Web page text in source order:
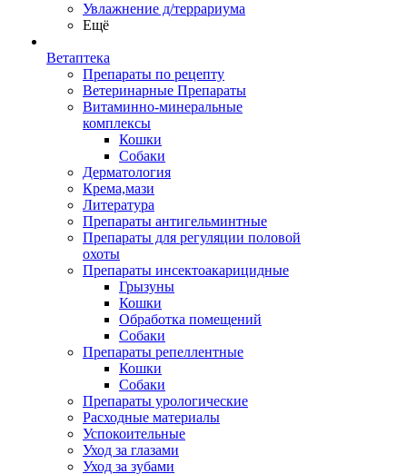
Увлажнение д/террариума
Ещё
Ветаптека
Препараты по рецепту
Ветеринарные Препараты
Витаминно-минеральные
комплексы
Кошки
Собаки
Дерматология
Крема,мази
Литература
Препараты антигельминтные
Препараты для регуляции половой
охоты
Препараты инсектоакарицидные
Грызуны
Кошки
Обработка помещений
Собаки
Препараты репеллентные
Кошки
Собаки
Препараты урологические
Расходные материалы
Успокоительные
Уход за глазами
Уход за зубами